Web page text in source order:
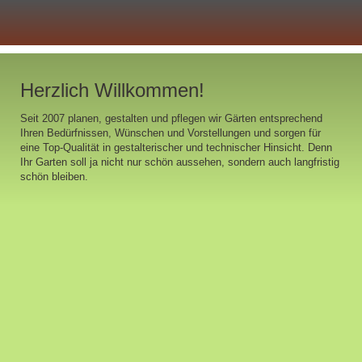
Herzlich Willkommen!
Seit 2007 planen, gestalten und pflegen wir Gärten entsprechend
Ihren Bedürfnissen, Wünschen und Vorstellungen und sorgen für
eine Top-Qualität in gestalterischer und technischer Hinsicht. Denn
Ihr Garten soll ja nicht nur schön aussehen, sondern auch langfristig
schön bleiben.